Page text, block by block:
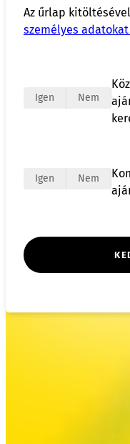
Az űrlap
személyes
Igen Nem
Igen Nem